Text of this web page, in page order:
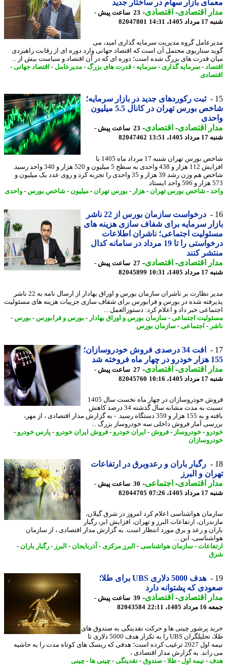
بازار سهام در ساختار جدید
اقتصادی-اقتصادی-
23 ساعت پیش -
14:31
82047801
گروه مدیریت سرمایه گذاری امید، می
سناریوی محتمل آن است که اقتصاد جهانی وارد دوره ای از رقابت راهبردی
قدرت های بزرگ شده است؛ دوره ای که در آن اقتصاد و سیاست بیش از ...
-سرمایه گذاری- سرمایه -قدرت های بزرگ- مدیرعامل-اقتصاد جهانی-
ثبت رکوردهای جدید در بازار سرمایه؛
شاخص بورس تهران در کانال 5.5 میلیون
اقتصادی-اقتصادی-
23 ساعت پیش -
13:51
82047462
شاخص بورس تهران شنبه 17 مرداد ماه 1405 با
افزایش 112 هزار و 438 واحدی به سطح 5 میلیون و 520 هزار و 340 واحد رسید.
شاخص هم وزن رشد 39 هزار و 35 واحدی را تجربه کرد و روی عدد یک میلیون و
-شاخص بورس تهران- هزار - بورس تهران- میلیون-شاخص بورس-واحدی
درخواست سازمان بورس از 22 ناشر
سرمایه برای شفاف سازی هزینه های
اجتماعی؛ ناشران اطلاعات
درخواستی را تا 19 مرداد در سامانه کدال
کنند
اقتصادی-اقتصادی-
27 ساعت پیش -
10:31
82045899
مدیر نظارت بر ناشران سازمان بورس و اوراق بهادار از ارسال نامه به 22 ناشر
شده در بورس و فرابورس برای شفاف سازی جزییات هزینه های مسئولیت
خبر داد و اعلام کرد: دستورالعمل ...
اجتماعی-سازمان بورس و اوراق بهادار-بورس و فرابورس-بورس-
-اجتماعی-سازمان بورس
افت 34 درصدی فروش خودروسازان؛
اقتصادی-اقتصادی-
27 ساعت پیش -
10:16
82045760
فروش خودروسازان در چهار ماه نخست سال 1405
نسبت به مدت مشابه سال گذشته 34 درصد کاهش
یافته و به 155 هزار و 359 دستگاه رسید. - به گزارش مدار اقتصادی ، از مهر،
آمار فروش داخلی سه خودروساز بزرگ ...
-خودروساز-فروش -ایران خودرو-فروش ایران خودرو-پارس خودرو-
رگبار باران و رعدوبرق در ارتفاعات
و البرز
اقتصادی-اجتماعی-
30 ساعت پیش -
07:26
82044705
هواشناسی اعلام کرد امروز در شرق گیلان،
ارتفاعات البرز و تهران، افزایش ابر، رگبار
و رعد و برق مورد انتظار است. به گزارش مدار اقتصادی ، از سازمان
این ...
-سازمان هواشناسی-البرز مرکزی - آذربایجان-البرز -رگبار باران-
هدف 5000 دلاری UBS برای طلا؛
که پشتوانه دارد
اقتصادی-اقتصادی-
39 ساعت پیش -
22:11
82043584
پرشور چینی ها و حرکت نقدینگی به صندوق های
طلا، تحلیلگران UBS را به تکرار هدف 5000 دلاری تا
نیمه اول 2027 ترغیب کرده است؛ هدفی که ریسک های کوتاه مدت را به حاشیه
به گزارش مدار اقتصادی ،
-نیمه اول-طلا-صندوق-نقدینگی-چینی ها- چینی